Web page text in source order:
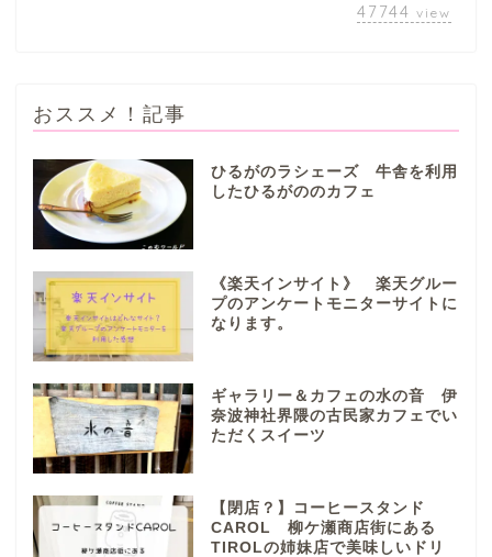
47744 view
おススメ！記事
ひるがのラシェーズ 牛舎を利用
したひるがののカフェ
《楽天インサイト》 楽天グルー
プのアンケートモニターサイトに
なります。
ギャラリー＆カフェの水の音 伊
奈波神社界隈の古民家カフェでい
ただくスイーツ
【閉店？】コーヒースタンド
CAROL 柳ケ瀬商店街にある
TIROLの姉妹店で美味しいドリ
ぎふまるけ内の記事と写真
（画像）＆掲載情報につい
ての注意事項など
岐阜地域
各務原市